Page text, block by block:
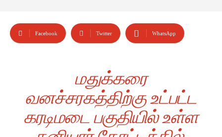
Facebook Twitter WhatsApp
மதுக்கரை
வனச்சரகத்திற்கு உட்பட்ட
கரடிமடை பகுதியில் உள்ள